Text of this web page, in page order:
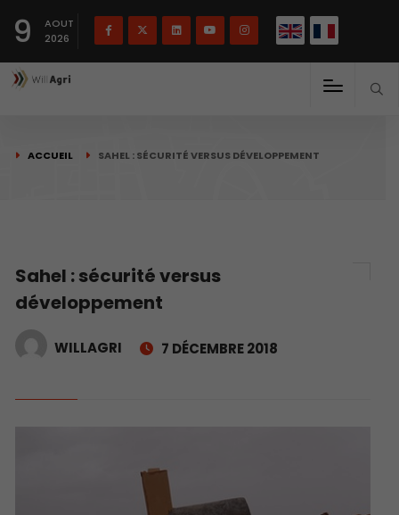
9
AOUT
2026
ACCUEIL SAHEL : SÉCURITÉ VERSUS DÉVELOPPEMENT
Sahel : sécurité versus
développement
WILLAGRI 7 DÉCEMBRE 2018
Français English(English)